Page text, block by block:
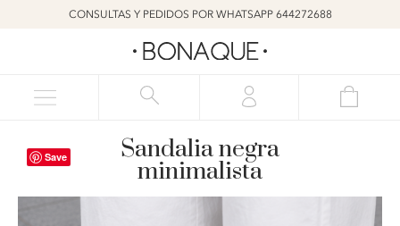
CONSULTAS Y PEDIDOS POR WHATSAPP 644272688
Sandalia negra
minimalista
Save